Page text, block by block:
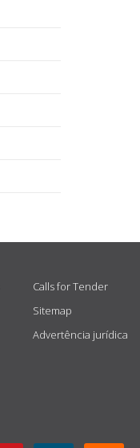
Calls for Tender
Sitemap
Advertência jurídica